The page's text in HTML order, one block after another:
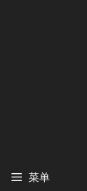
菜单